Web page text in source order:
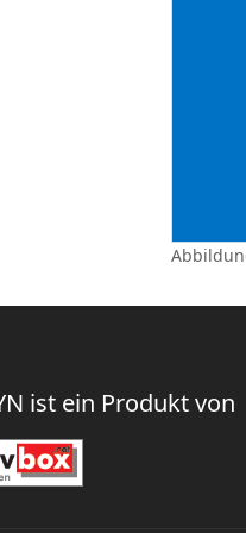
ist ein Produkt von